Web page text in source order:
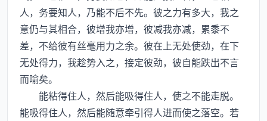
人，务要知人，乃能不后不先。彼之力有多大，我之
意仍与其相合，彼增我亦增，彼减我亦减，累黍不
差，不给彼有丝毫用力之余。彼在上无处使劲，在下
无处得力，我趁势入之，接定彼劲，彼自能跌出不言
而喻矣。
能粘得住人，然后能吸得住人，使之不能走脱。
能吸得住人，然后能随意牵引得人进而使之落空。若